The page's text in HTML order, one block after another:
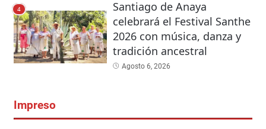
4
Santiago de Anaya
celebrará el Festival Santhe
2026 con música, danza y
tradición ancestral
Agosto 6, 2026
Impreso